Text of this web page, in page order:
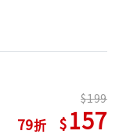
79
199
157